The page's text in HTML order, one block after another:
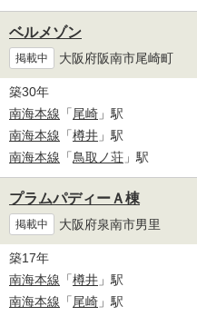
ベルメゾン
掲載中 大阪府阪南市尾崎町
築30年
南海本線 「尾崎 」駅
南海本線 「樽井 」駅
南海本線 「鳥取ノ荘 」駅
プラムパディーＡ棟
掲載中 大阪府泉南市男里
築17年
南海本線 「樽井 」駅
南海本線 「尾崎 」駅